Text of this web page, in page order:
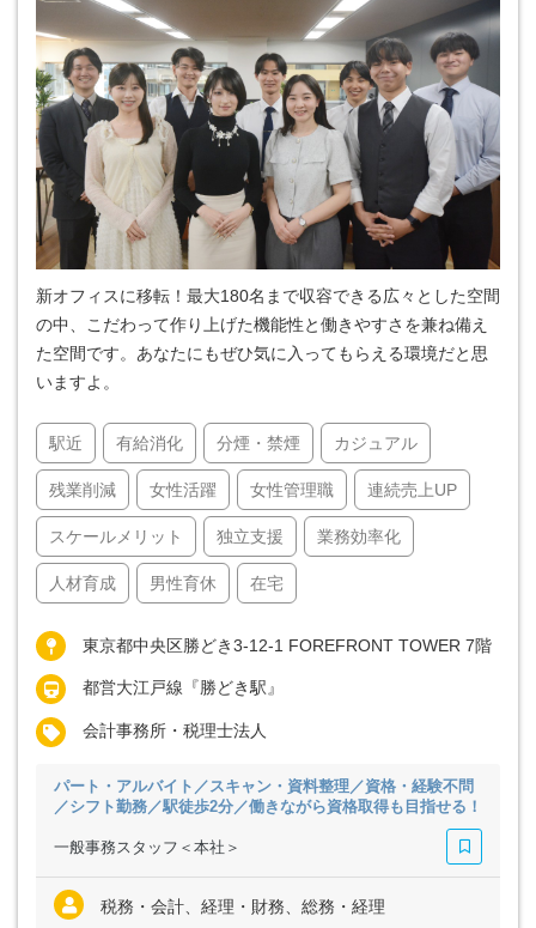
新オフィスに移転！最大180名まで収容できる広々とした空間
の中、こだわって作り上げた機能性と働きやすさを兼ね備え
た空間です。あなたにもぜひ気に入ってもらえる環境だと思
いますよ。
駅近 有給消化 分煙・禁煙 カジュアル
残業削減 女性活躍 女性管理職 連続売上UP
スケールメリット 独立支援 業務効率化
人材育成 男性育休 在宅
東京都中央区勝どき3-12-1 FOREFRONT TOWER 7階
都営大江戸線『勝どき駅』
会計事務所・税理士法人
パート・アルバイト／スキャン・資料整理／資格・経験不問
／シフト勤務／駅徒歩2分／働きながら資格取得も目指せる！
一般事務スタッフ＜本社＞
税務・会計、経理・財務、総務・経理